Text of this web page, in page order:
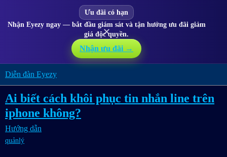
Ưu đãi có hạn
Nhận Eyezy ngay — bắt đầu giám sát và tận hưởng ưu đãi giảm
giá độc quyền.
Nhận ưu đãi →
✕
Diễn đàn Eyezy
Ai biết cách khôi phục tin nhắn line trên
iphone không?
Hướng dẫn
quảnlý